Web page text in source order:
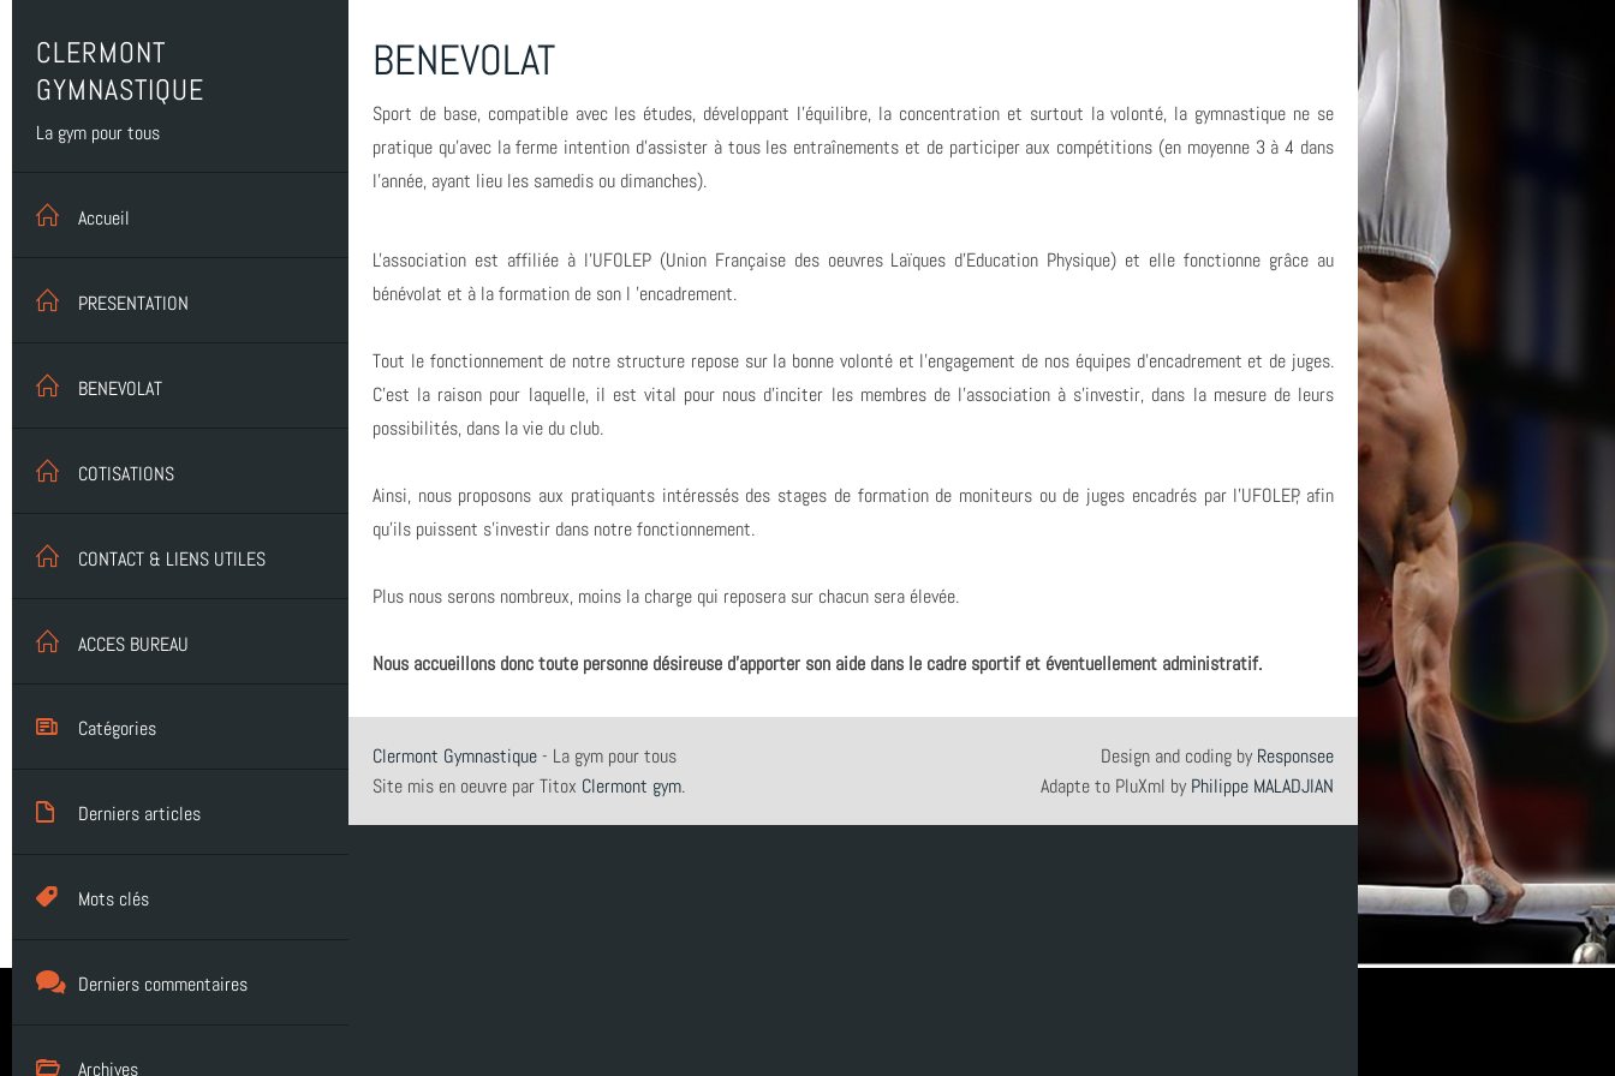
CLERMONT
GYMNASTIQUE
La gym pour tous
Accueil
PRESENTATION
BENEVOLAT
COTISATIONS
CONTACT & LIENS UTILES
ACCES BUREAU
Catégories
Compétition (7)
Infos générales (24)
GRS (1)
Derniers articles
FETE DE LA GYM 2026
FINALE NATIONALE UFOLEP 2026
Mots clés
Clermont-Ferrand
vidéo
Derniers commentaires
Archives
BENEVOLAT
Sport de base, compatible avec les études, développant l'équilibre, la concentration et surtout la volonté, la gymnastique ne se
pratique qu'avec la ferme intention d'assister à tous les entraînements et de participer aux compétitions (en moyenne 3 à 4 dans
l'année, ayant lieu les samedis ou dimanches).
L'association est affiliée à l'UFOLEP (Union Française des oeuvres Laïques d'Education Physique) et elle fonctionne grâce au
bénévolat et à la formation de son l 'encadrement.
Tout le fonctionnement de notre structure repose sur la bonne volonté et l'engagement de nos équipes d'encadrement et de juges.
C'est la raison pour laquelle, il est vital pour nous d'inciter les membres de l'association à s'investir, dans la mesure de leurs
possibilités, dans la vie du club.
Ainsi, nous proposons aux pratiquants intéressés des stages de formation de moniteurs ou de juges encadrés par l'UFOLEP, afin
qu'ils puissent s'investir dans notre fonctionnement.
Plus nous serons nombreux, moins la charge qui reposera sur chacun sera élevée.
Nous accueillons donc toute personne désireuse d'apporter son aide dans le cadre sportif et éventuellement administratif.
Clermont Gymnastique- La gym pour tous
Site mis en oeuvre par Titox Clermont gym.
Design and coding by Responsee
Adapte to PluXml by Philippe MALADJIAN